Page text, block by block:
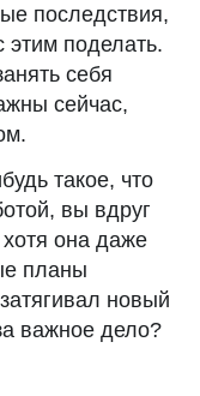
последствия,
этим поделать.
себя
сейчас,
такое, что
вы вдруг
она даже
планы
новый
важное дело?